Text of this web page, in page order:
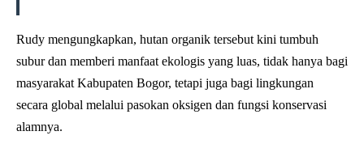
Rudy mengungkapkan, hutan organik tersebut kini tumbuh
subur dan memberi manfaat ekologis yang luas, tidak hanya bagi
masyarakat Kabupaten Bogor, tetapi juga bagi lingkungan
secara global melalui pasokan oksigen dan fungsi konservasi
alamnya.